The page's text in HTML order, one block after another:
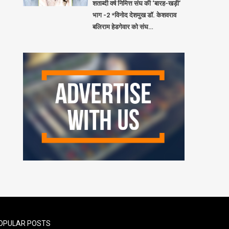
शताब्दी वर्ष निमित्त संघ की ‘बारह-खड़ी’
भाग -2 *विनोद देशमुख डॉ. केशवराव
बलिराम हेडगेवार को संघ…
POSTS